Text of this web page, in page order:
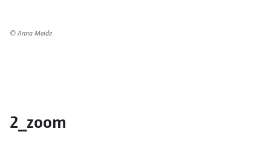
© Anna Meide
2_zoom